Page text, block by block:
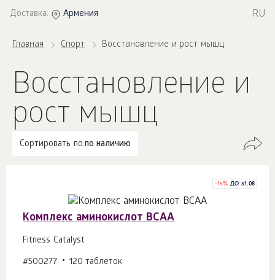
Доставка: Армения RU
Главная Спорт Восстановление и рост мышц
Восстановление и
рост мышц
Сортировать по:по наличию
-15% ДО 31.08
Комплекс аминокислот BCAA
Fitness Catalyst
#500277 120 таблеток